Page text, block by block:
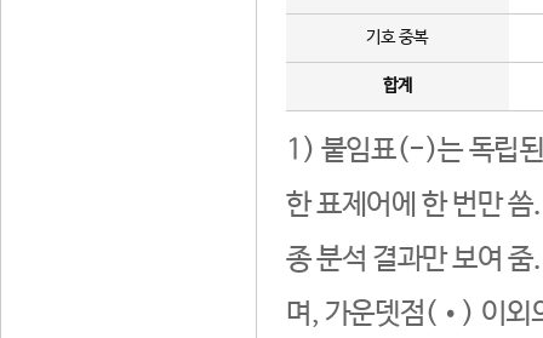
기호 중복
합계
1) 붙임표(-)는 독립된
한 표제어에 한 번만
종 분석 결과만 보여
며, 가운뎃점(•) 이외